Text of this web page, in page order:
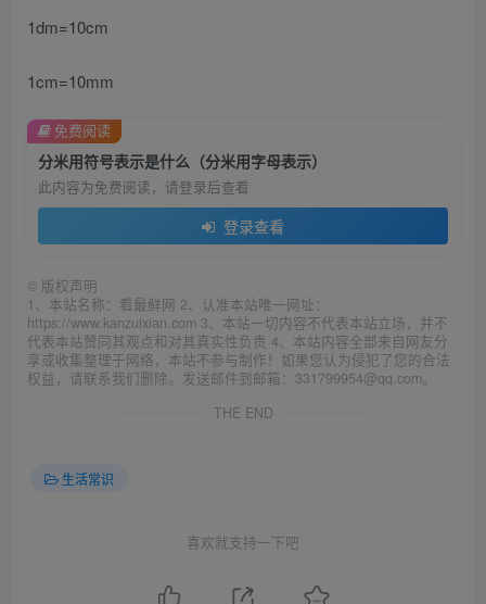
1dm=10cm
1cm=10mm
分米用符号表示是什么（分米用字母表示）
此内容为免费阅读，请登录后查看
登录查看
免费阅读
© 版权声明
1、本站名称：看最鲜网 2、认准本站唯一网址：
https://www.kanzuixian.com 3、本站一切内容不代表本站立场，并不
代表本站赞同其观点和对其真实性负责 4、本站内容全部来自网友分
享或收集整理于网络，本站不参与制作！如果您认为侵犯了您的合法
权益，请联系我们删除。发送邮件到邮箱：331799954@qq.com。
THE END
生活常识
喜欢就支持一下吧